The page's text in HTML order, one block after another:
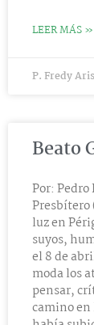
LEER MÁS »
P. Fredy
Beato
Por:
Presbítero
luz en
suyos,
el 8 de
moda los
pensar,
camino en